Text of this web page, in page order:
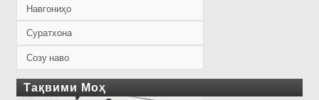
Навгониҳо
Суратхона
Созу наво
Тақвими Моҳ